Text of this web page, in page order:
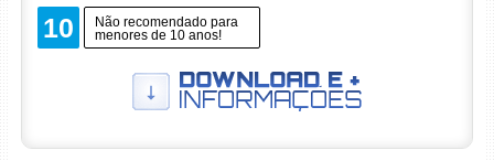
10
Não recomendado para
menores de 10 anos!